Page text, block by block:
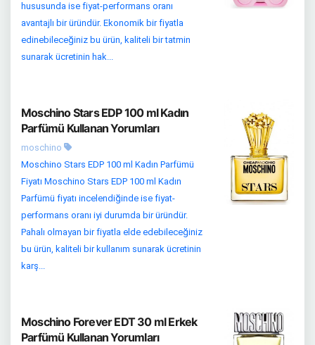
hususunda ise fiyat-performans oranı
avantajlı bir üründür. Ekonomik bir fiyatla
edinebileceğiniz bu ürün, kaliteli bir tatmin
sunarak ücretinin hak...
Moschino Stars EDP 100 ml Kadın
Parfümü Kullanan Yorumları
moschino
Moschino Stars EDP 100 ml Kadın Parfümü
Fiyatı Moschino Stars EDP 100 ml Kadın
Parfümü fiyatı incelendiğinde ise fiyat-
performans oranı iyi durumda bir üründür.
Pahalı olmayan bir fiyatla elde edebileceğiniz
bu ürün, kaliteli bir kullanım sunarak ücretinin
karş...
Moschino Forever EDT 30 ml Erkek
Parfümü Kullanan Yorumları